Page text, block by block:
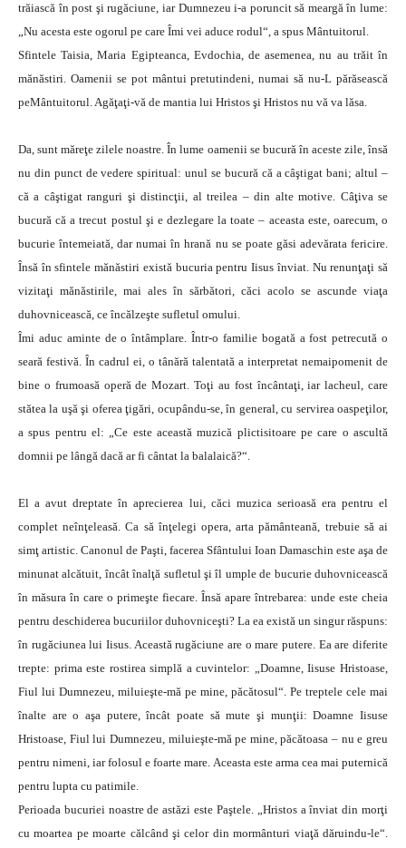
trăiască în post şi rugăciune, iar Dumnezeu i-a poruncit să meargă în lume:
„Nu acesta este ogorul pe care Îmi vei aduce rodul“, a spus Mântuitorul.
Sfintele Taisia, Maria Egipteanca, Evdochia, de asemenea, nu au trăit în
mănăstiri. Oamenii se pot mântui pretutindeni, numai să nu-L părăsească
peMântuitorul. Agăţaţi-vă de mantia lui Hristos şi Hristos nu vă va lăsa.
Da, sunt măreţe zilele noastre. În lume oamenii se bucură în aceste zile, însă
nu din punct de vedere spiritual: unul se bucură că a câştigat bani; altul –
că a câştigat ranguri şi distincţii, al treilea – din alte motive. Câţiva se
bucură că a trecut postul şi e dezlegare la toate – aceasta este, oarecum, o
bucurie întemeiată, dar numai în hrană nu se poate găsi adevărata fericire.
Însă în sfintele mănăstiri există bucuria pentru Iisus înviat. Nu renunţaţi să
vizitaţi mănăstirile, mai ales în sărbători, căci acolo se ascunde viaţa
duhovnicească, ce încălzeşte sufletul omului.
Îmi aduc aminte de o întâmplare. Într-o familie bogată a fost petrecută o
seară festivă. În cadrul ei, o tânără talentată a interpretat nemaipomenit de
bine o frumoasă operă de Mozart. Toţi au fost încântaţi, iar lacheul, care
stătea la uşă şi oferea ţigări, ocupându-se, în general, cu servirea oaspeţilor,
a spus pentru el: „Ce este această muzică plictisitoare pe care o ascultă
domnii pe lângă dacă ar fi cântat la balalaică?“.
El a avut dreptate în aprecierea lui, căci muzica serioasă era pentru el
complet neînţeleasă. Ca să înţelegi opera, arta pământeană, trebuie să ai
simţ artistic. Canonul de Paşti, facerea Sfântului Ioan Damaschin este aşa de
minunat alcătuit, încât înalţă sufletul şi îl umple de bucurie duhovnicească
în măsura în care o primeşte fiecare. Însă apare întrebarea: unde este cheia
pentru deschiderea bucuriilor duhovniceşti? La ea există un singur răspuns:
în rugăciunea lui Iisus. Această rugăciune are o mare putere. Ea are diferite
trepte: prima este rostirea simplă a cuvintelor: „Doamne, Iisuse Hristoase,
Fiul lui Dumnezeu, miluieşte-mă pe mine, păcătosul“. Pe treptele cele mai
înalte are o aşa putere, încât poate să mute şi munţii: Doamne Iisuse
Hristoase, Fiul lui Dumnezeu, miluieşte-mă pe mine, păcătoasa – nu e greu
pentru nimeni, iar folosul e foarte mare. Aceasta este arma cea mai puternică
pentru lupta cu patimile.
Perioada bucuriei noastre de astăzi este Paştele. „Hristos a înviat din morţi
cu moartea pe moarte călcând şi celor din mormânturi viaţă dăruindu-le“.